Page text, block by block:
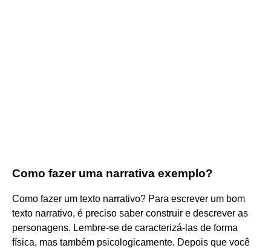
Como fazer uma narrativa exemplo?
Como fazer um texto narrativo? Para escrever um bom
texto narrativo, é preciso saber construir e descrever as
personagens. Lembre-se de caracterizá-las de forma
física, mas também psicologicamente. Depois que você